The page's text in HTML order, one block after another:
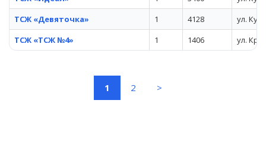
ТСЖ «Девяточка»
1 4128
ул.
ТСЖ «ТСЖ №4»
1 1406 ул.
1 (current)
2 >